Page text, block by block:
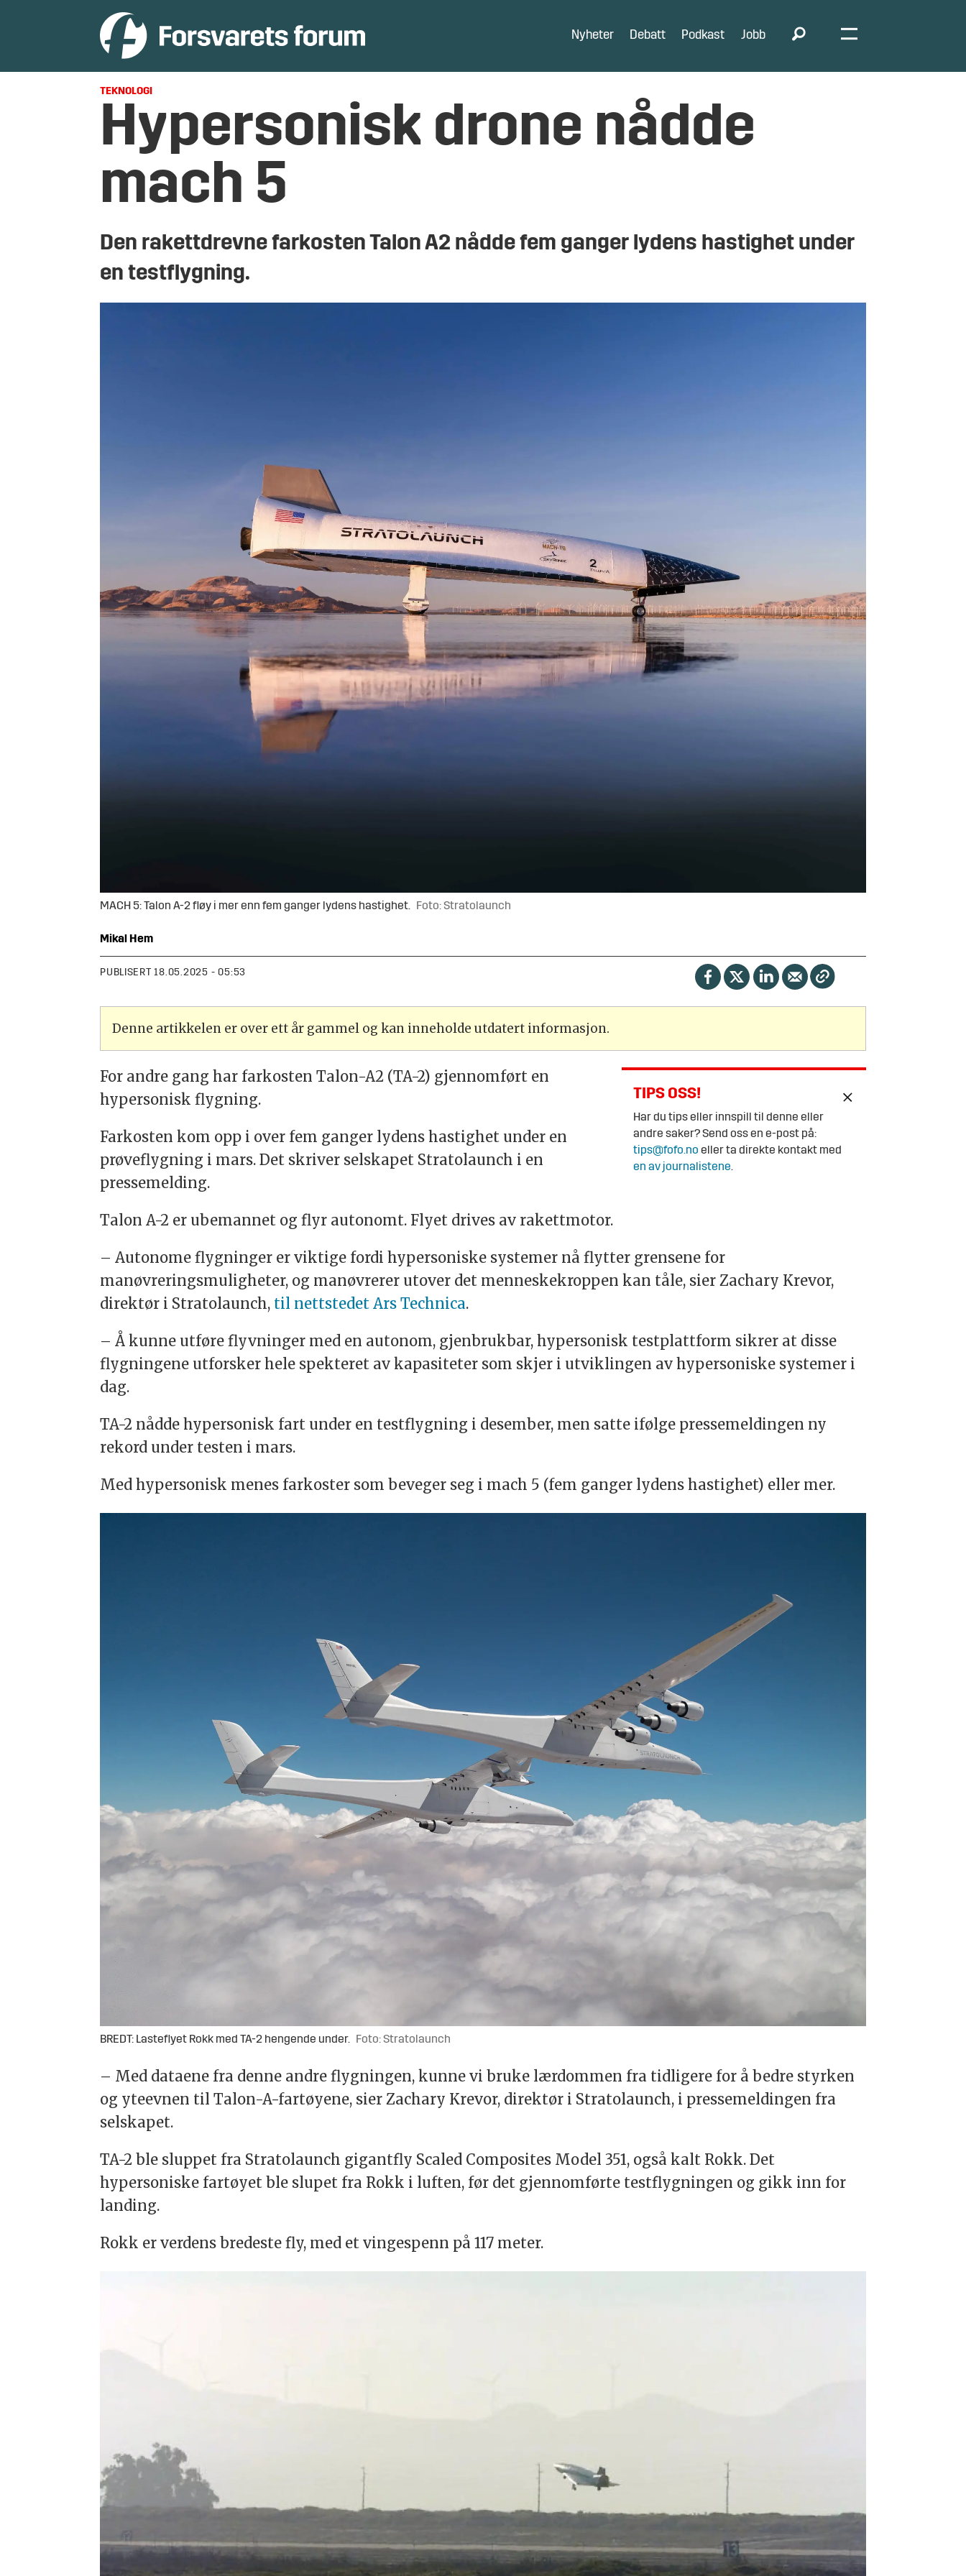
Nyheter Debatt Podkast Jobb
TEKNOLOGI
Hypersonisk drone nådde
mach 5
Den rakettdrevne farkosten Talon A2 nådde fem ganger lydens hastighet under
en testflygning.
MACH 5: Talon A-2 fløy i mer enn fem ganger lydens hastighet. Foto: Stratolaunch
Mikal Hem
PUBLISERT 18.05.2025 - 05:53
Denne artikkelen er over ett år gammel og kan inneholde utdatert informasjon.
TIPS OSS!
Har du tips eller innspill til denne eller
andre saker? Send oss en e-post på:
tips@fofo.no eller ta direkte kontakt med
en av journalistene.
For andre gang har farkosten Talon-A2 (TA-2) gjennomført en
hypersonisk flygning.
Farkosten kom opp i over fem ganger lydens hastighet under en
prøveflygning i mars. Det skriver selskapet Stratolaunch i en
pressemelding.
Talon A-2 er ubemannet og flyr autonomt. Flyet drives av rakettmotor.
– Autonome flygninger er viktige fordi hypersoniske systemer nå flytter grensene for
manøvreringsmuligheter, og manøvrerer utover det menneskekroppen kan tåle, sier Zachary Krevor,
direktør i Stratolaunch, til nettstedet Ars Technica.
– Å kunne utføre flyvninger med en autonom, gjenbrukbar, hypersonisk testplattform sikrer at disse
flygningene utforsker hele spekteret av kapasiteter som skjer i utviklingen av hypersoniske systemer i
dag.
TA-2 nådde hypersonisk fart under en testflygning i desember, men satte ifølge pressemeldingen ny
rekord under testen i mars.
Med hypersonisk menes farkoster som beveger seg i mach 5 (fem ganger lydens hastighet) eller mer.
BREDT: Lasteflyet Rokk med TA-2 hengende under. Foto: Stratolaunch
– Med dataene fra denne andre flygningen, kunne vi bruke lærdommen fra tidligere for å bedre styrken
og yteevnen til Talon-A-fartøyene, sier Zachary Krevor, direktør i Stratolaunch, i pressemeldingen fra
selskapet.
TA-2 ble sluppet fra Stratolaunch gigantfly Scaled Composites Model 351, også kalt Rokk. Det
hypersoniske fartøyet ble slupet fra Rokk i luften, før det gjennomførte testflygningen og gikk inn for
landing.
Rokk er verdens bredeste fly, med et vingespenn på 117 meter.